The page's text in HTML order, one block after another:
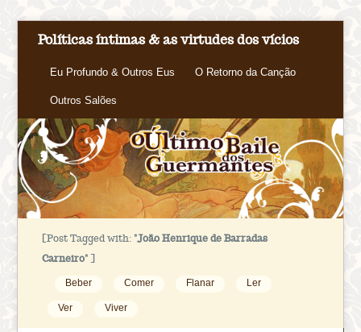
Políticas íntimas & as virtudes dos vícios
Eu Profundo & Outros Eus O Retorno da Canção
Outros Salões
[Post Tagged with: "João Henrique de Barradas
Carneiro" ]
Beber Comer Flanar Ler
Ver Viver